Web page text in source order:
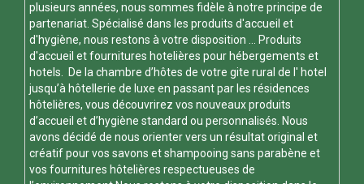
plusieurs années, nous sommes fidèle à notre principe de
partenariat. Spécialisé dans les produits d'accueil et
d'hygiène, nous restons à votre disposition ... Produits
d'accueil et fournitures hotelières pour hébergements et
hotels. De la chambre d’hôtes de votre gite rural de l' hotel
jusqu’à hôtellerie de luxe en passant par les résidences
hôtelières, vous découvrirez vos nouveaux produits
d’accueil et d’hygiène standard ou personnalisés. Nous
avons décidé de nous orienter vers un résultat original et
créatif pour vos savons et shampooing sans parabène et
vos fournitures hôtelières respectueuses de